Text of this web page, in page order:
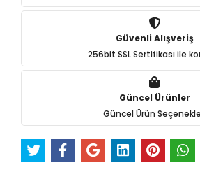
Güvenli Alışveriş
256bit SSL Sertifikası ile
Güncel Ürünler
Güncel Ürün